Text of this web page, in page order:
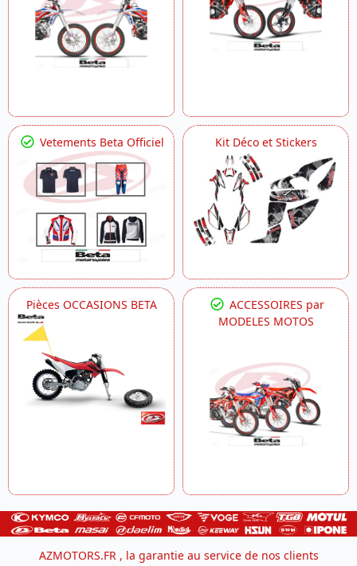
Vetements Beta Officiel Kit Déco et Stickers
Pièces OCCASIONS BETA
ACCESSOIRES par
MODELES MOTOS
AZMOTORS.FR , la garantie au service de nos clients